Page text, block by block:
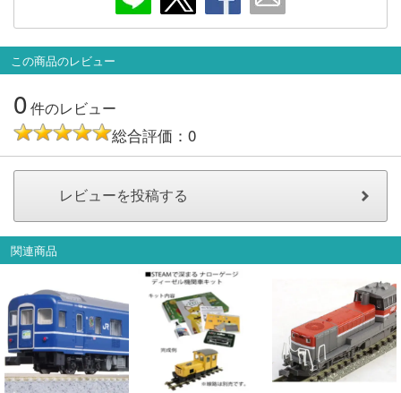
この商品のレビュー
0件のレビュー
総合評価：0
関連商品